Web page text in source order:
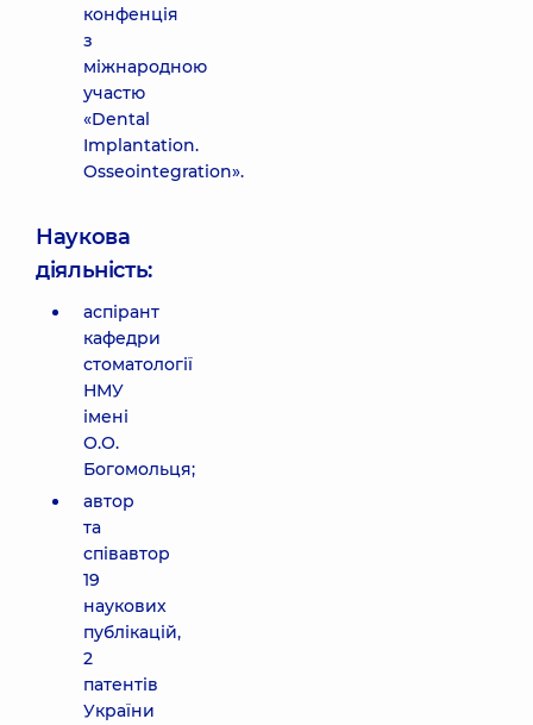
конфенція
з
міжнародною
участю
«Dental
Implantation.
Osseointegration».
Наукова
діяльність:
аспірант
кафедри
стоматології
НМУ
імені
О.О.
Богомольця;
автор
та
співавтор
19
наукових
публікацій,
2
патентів
України